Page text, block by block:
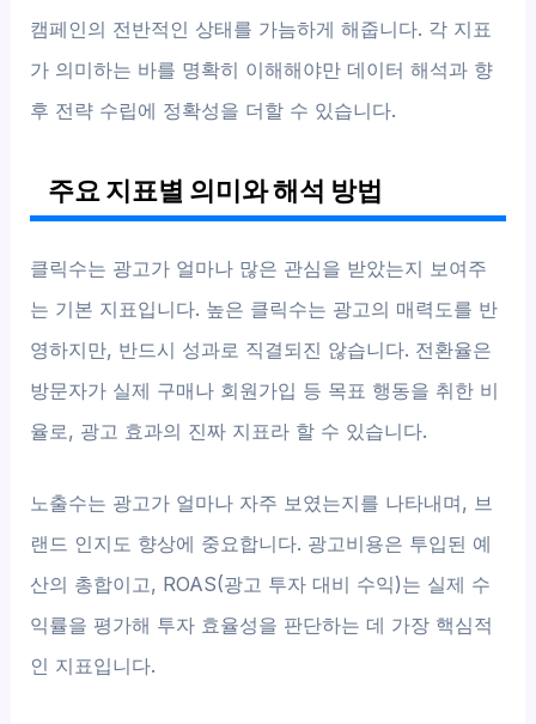
캠페인의 전반적인 상태를 가늠하게 해줍니다. 각 지표
가 의미하는 바를 명확히 이해해야만 데이터 해석과 향
후 전략 수립에 정확성을 더할 수 있습니다.
주요 지표별 의미와 해석 방법
클릭수는 광고가 얼마나 많은 관심을 받았는지 보여주
는 기본 지표입니다. 높은 클릭수는 광고의 매력도를 반
영하지만, 반드시 성과로 직결되진 않습니다. 전환율은
방문자가 실제 구매나 회원가입 등 목표 행동을 취한 비
율로, 광고 효과의 진짜 지표라 할 수 있습니다.
노출수는 광고가 얼마나 자주 보였는지를 나타내며, 브
랜드 인지도 향상에 중요합니다. 광고비용은 투입된 예
산의 총합이고, ROAS(광고 투자 대비 수익)는 실제 수
익률을 평가해 투자 효율성을 판단하는 데 가장 핵심적
인 지표입니다.